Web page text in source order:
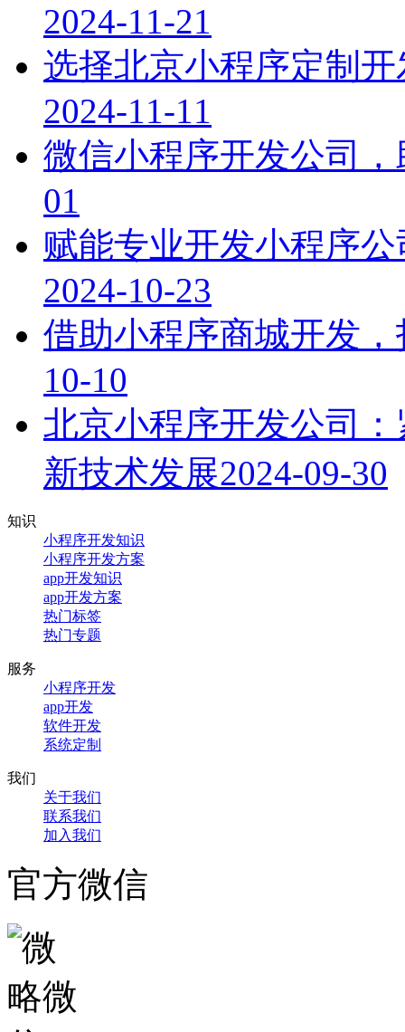
2024-11-21
选择北京小程序定制
2024-11-11
微信小程序开发公司
01
赋能专业开发小程序
2024-10-23
借助小程序商城开发
10-10
北京小程序开发公司
新技术发展2024-09-30
知识
小程序开发知识
小程序开发方案
app开发知识
app开发方案
热门标签
热门专题
服务
小程序开发
app开发
软件开发
系统定制
我们
关于我们
联系我们
加入我们
官方微信